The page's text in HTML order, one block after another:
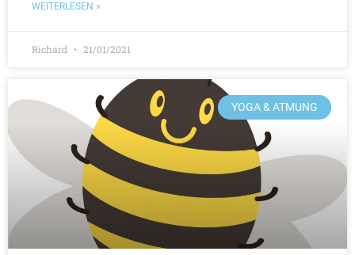
WEITERLESEN »
Richard 21/01/2021
YOGA & ATMUNG